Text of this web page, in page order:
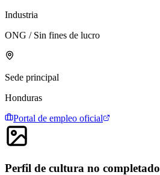
Industria
ONG / Sin fines de lucro
Sede principal
Honduras
Portal de empleo oficial
Perfil de cultura no completado